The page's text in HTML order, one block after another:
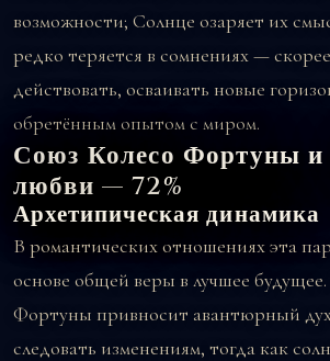
возможности; Солнце озаряет их
редко теряется в сомнениях —
действовать, осваивать новые
обретённым опытом с миром.
Союз Колесо Фортуны и
любви — 72%
Архетипическая динамика
В романтических отношениях эта
основе общей веры в лучшее
Фортуны привносит авантюрный дух
следовать изменениям, тогда как